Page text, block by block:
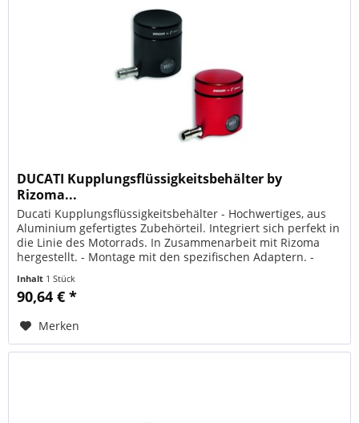
DUCATI Kupplungsflüssigkeitsbehälter by
Rizoma...
Ducati Kupplungsflüssigkeitsbehälter - Hochwertiges, aus
Aluminium gefertigtes Zubehörteil. Integriert sich perfekt in
die Linie des Motorrads. In Zusammenarbeit mit Rizoma
hergestellt. - Montage mit den spezifischen Adaptern. -
Inhalt 1 Stück
90,64 € *
Merken